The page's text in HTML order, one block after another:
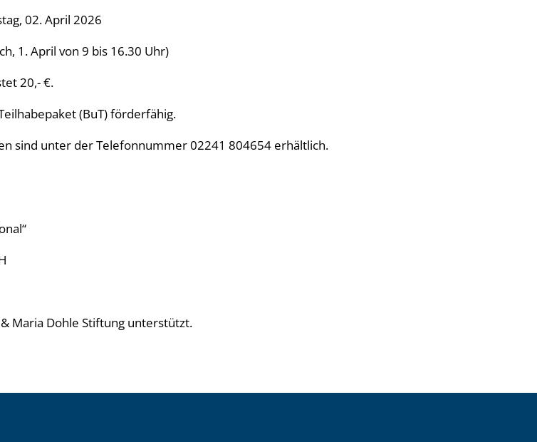
02. April 2026
1. April von 9 bis 16.30 Uhr)
20,- €.
(BuT) förderfähig.
sind unter der Telefonnummer 02241 804654 erhältlich.
Maria Dohle Stiftung unterstützt.